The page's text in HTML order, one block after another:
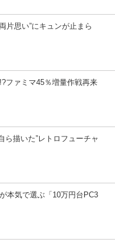
片思い”にキュンが止まら
ファミマ45％増量作戦再来
描いた”レトロフューチャ
本気で選ぶ「10万円台PC3